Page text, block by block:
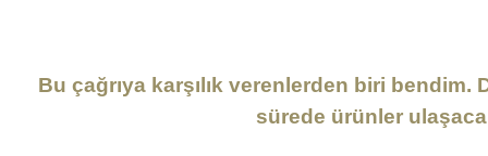
Bu çağrıya karşılık verenlerden biri bendim.
sürede ürünler